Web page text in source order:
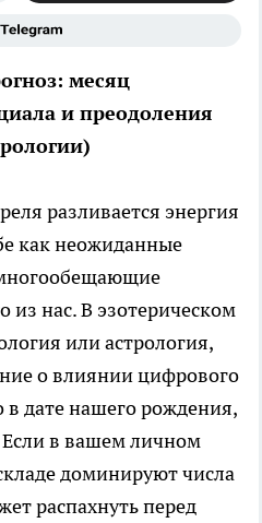
месяц
и преодоления
разливается энергия
как неожиданные
из нас. В эзотерическом
или астрология,
о влиянии цифрового
дате нашего рождения,
в вашем личном
доминируют числа
распахнуть перед